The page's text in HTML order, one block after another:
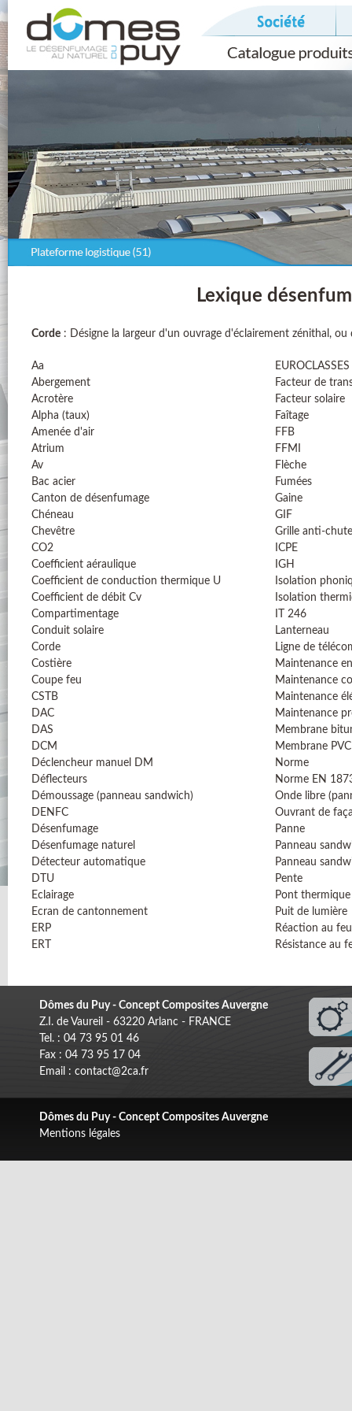
Lexique
Corde : Désigne la largeur d'un ouvrage d'éclairement zénithal,
Aa
Abergement
Acrotère
Alpha (taux)
Amenée d'air
Atrium
Av
Bac acier
Canton de désenfumage
Chéneau
Chevêtre
CO2
Coefficient aéraulique
Coefficient de conduction thermique U
Coefficient de débit Cv
Compartimentage
Conduit solaire
Corde
Costière
Coupe feu
CSTB
DAC
DAS
DCM
Déclencheur manuel DM
Déflecteurs
Démoussage (panneau sandwich)
DENFC
Désenfumage
Désenfumage naturel
Détecteur automatique
DTU
Eclairage
Ecran de cantonnement
ERP
ERT
EUROCLASSES
Facteur de
Facteur solaire
Faîtage
FFB
FFMI
Flèche
Fumées
Gaine
GIF
Grille anti-chute
ICPE
IGH
Isolation
Isolation
IT 246
Lanterneau
Ligne de
Maintenance
Maintenance
Maintenance
Maintenance
Membrane
Membrane PVC
Norme
Norme EN
Onde libre
Ouvrant de
Panne
Panneau
Panneau
Pente
Pont thermique
Puit de lumière
Réaction au feu
Résistance au
Dômes du Puy - Concept Composites Auvergne
Z.I. de Vaureil - 63220 Arlanc - FRANCE
Tel. : 04 73 95 01 46
Fax : 04 73 95 17 04
Email : contact@2ca.fr
Dômes du Puy - Concept Composites Auvergne
Mentions légales